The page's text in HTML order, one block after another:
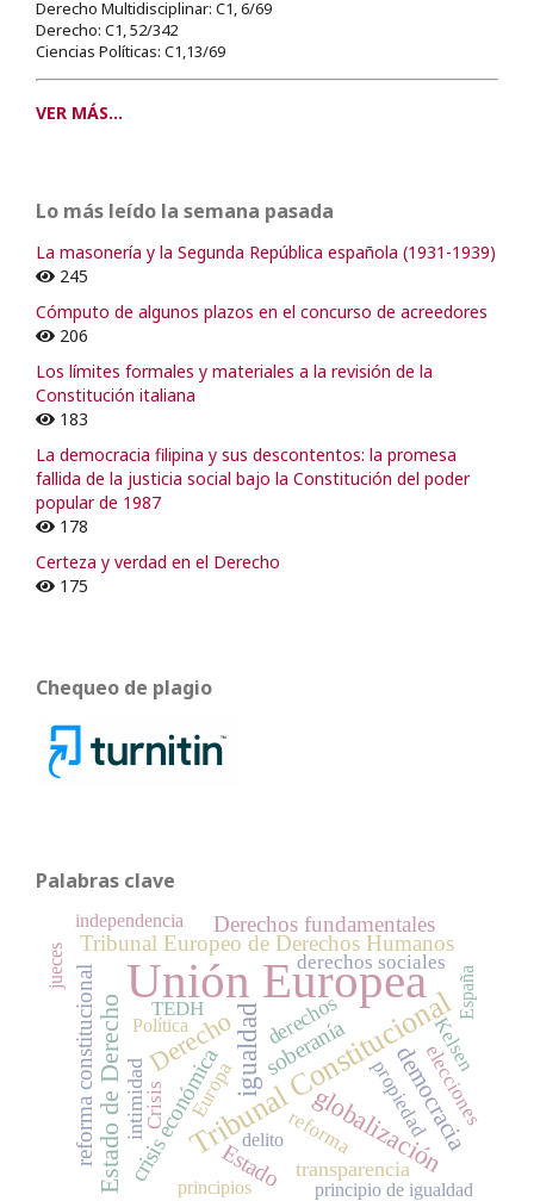
Derecho Multidisciplinar: C1, 6/69
Derecho: C1, 52/342
Ciencias Políticas: C1,13/69
VER MÁS...
Lo más leído la semana pasada
La masonería y la Segunda República española (1931-1939)
245
Cómputo de algunos plazos en el concurso de acreedores
206
Los límites formales y materiales a la revisión de la
Constitución italiana
183
La democracia filipina y sus descontentos: la promesa
fallida de la justicia social bajo la Constitución del poder
popular de 1987
178
Certeza y verdad en el Derecho
175
Chequeo de plagio
Palabras clave
Unión Europea
Tribunal Constitucional
igualdad
Estado de Derecho globalización
Derecho democracia
crisis económicaEstado
Tribunal Europeo de Derechos Humanos
reforma constitucional soberanía
Derechos fundamentales
transparencia
intimidad
derechos
Crisis
reforma
derechos sociales
TEDH
elecciones
Europa propiedad
Kelsen
independencia
Política
principio de igualdad
España
jueces
principios
delito